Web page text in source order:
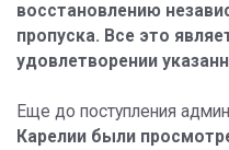
восстановлению
пропуска. Все это
удовлетворении
Еще до поступления
Карелии были